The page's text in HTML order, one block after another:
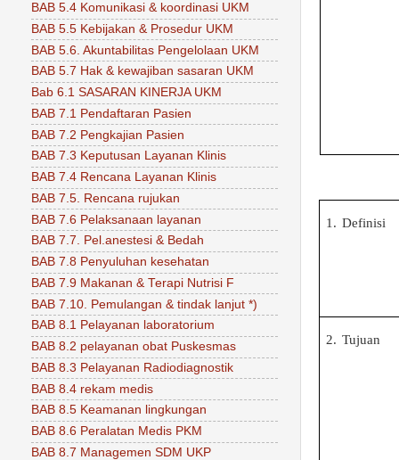
1. Definisi
2. Tujuan
BAB 5.4 Komunikasi & koordinasi UKM
BAB 5.5 Kebijakan & Prosedur UKM
BAB 5.6. Akuntabilitas Pengelolaan UKM
BAB 5.7 Hak & kewajiban sasaran UKM
Bab 6.1 SASARAN KINERJA UKM
BAB 7.1 Pendaftaran Pasien
BAB 7.2 Pengkajian Pasien
BAB 7.3 Keputusan Layanan Klinis
BAB 7.4 Rencana Layanan Klinis
BAB 7.5. Rencana rujukan
BAB 7.6 Pelaksanaan layanan
BAB 7.7. Pel.anestesi & Bedah
BAB 7.8 Penyuluhan kesehatan
BAB 7.9 Makanan & Terapi Nutrisi F
BAB 7.10. Pemulangan & tindak lanjut *)
BAB 8.1 Pelayanan laboratorium
BAB 8.2 pelayanan obat Puskesmas
BAB 8.3 Pelayanan Radiodiagnostik
BAB 8.4 rekam medis
BAB 8.5 Keamanan lingkungan
BAB 8.6 Peralatan Medis PKM
BAB 8.7 Managemen SDM UKP